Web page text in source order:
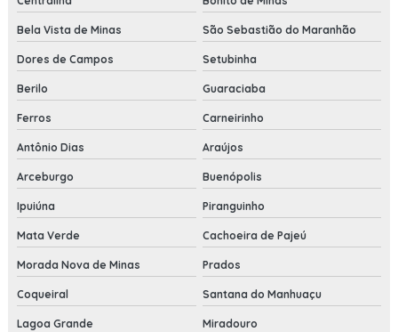
Bela Vista de Minas São Sebastião do Maranhão
Dores de Campos Setubinha
Berilo Guaraciaba
Ferros Carneirinho
Antônio Dias Araújos
Arceburgo Buenópolis
Ipuiúna Piranguinho
Mata Verde Cachoeira de Pajeú
Morada Nova de Minas Prados
Coqueiral Santana do Manhuaçu
Lagoa Grande Miradouro